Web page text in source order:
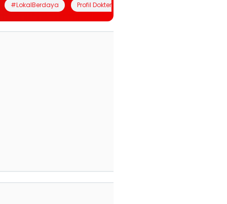
#LokalBerdaya Profil Dokter